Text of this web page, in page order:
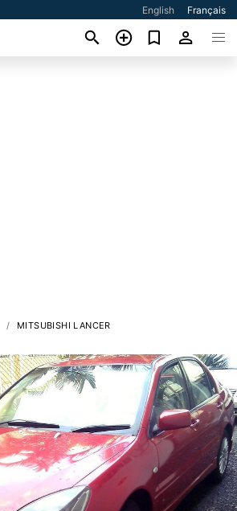
English Français
MITSUBISHI LANCER